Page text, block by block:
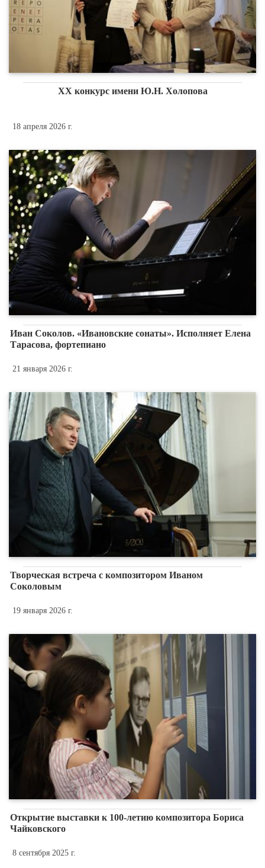
XX конкурс имени Ю.Н. Холопова
18 апреля 2026 г.
Иван Соколов. «Ивановские сонаты». Исполняет Елена
Тарасова, фортепиано
21 января 2026 г.
Творческая встреча с композитором Иваном
Соколовым
19 января 2026 г.
Открытие выставки к 100-летию композитора Бориса
Чайковского
8 сентября 2025 г.